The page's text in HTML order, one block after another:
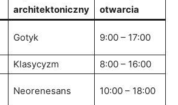
⁢architektoniczny
‍otwarcia
Gotyk 9:00 – 17:00
Klasycyzm
8:00‌ – 16:00
Neorenesans 10:00 – 18:00